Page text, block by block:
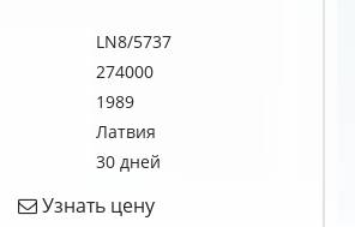
LN8/5737
274000
1989
Латвия
30 дней
Узнать цену